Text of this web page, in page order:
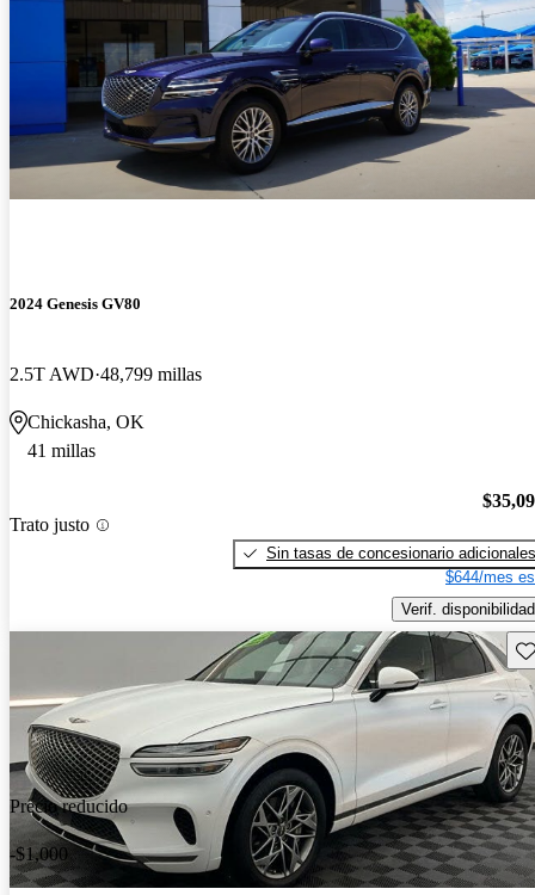
2024 Genesis GV80
2.5T AWD 48,799 millas
Chickasha, OK
41 millas
Trato justo
Sin tasas de concesionario adicionales
$644/mes
Verif. disponibilidad
Precio reducido
-$1,000